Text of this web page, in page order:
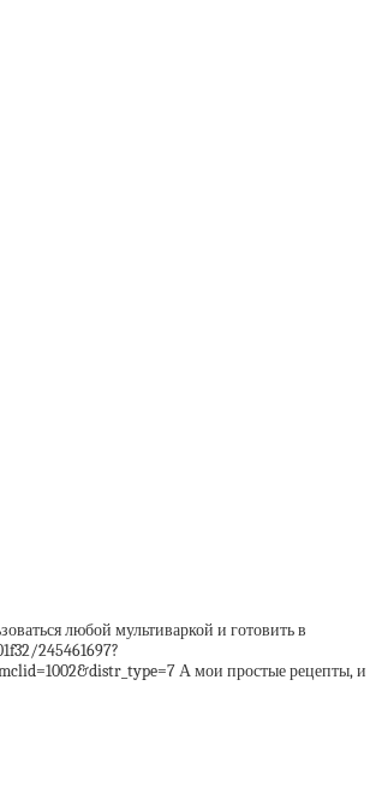
любой мультиваркой и готовить в
245461697?
А мои простые рецепты, и